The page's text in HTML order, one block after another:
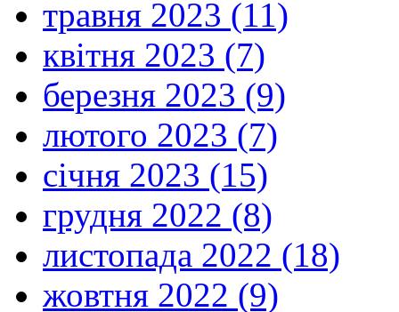
травня 2023 (11)
квітня 2023 (7)
березня 2023 (9)
лютого 2023 (7)
січня 2023 (15)
грудня 2022 (8)
листопада 2022 (18)
жовтня 2022 (9)